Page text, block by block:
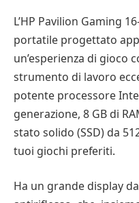
L’HP Pavilion Gaming
portatile progettato
un’esperienza di gioco
strumento di lavoro
potente processore
generazione, 8 GB di
stato solido (SSD) da
tuoi giochi preferiti.
Ha un grande display